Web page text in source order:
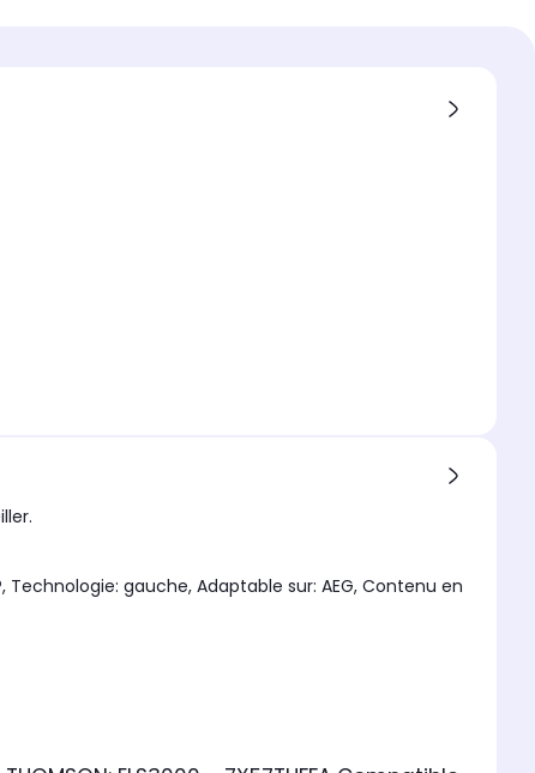
gauche, Adaptable sur: AEG, Contenu en